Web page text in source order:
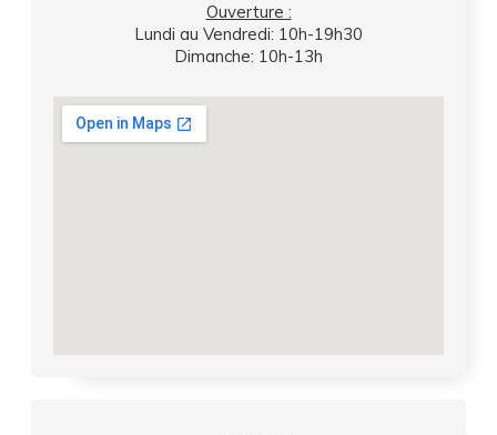
Ouverture :
Lundi au Vendredi: 10h-19h30
Dimanche: 10h-13h